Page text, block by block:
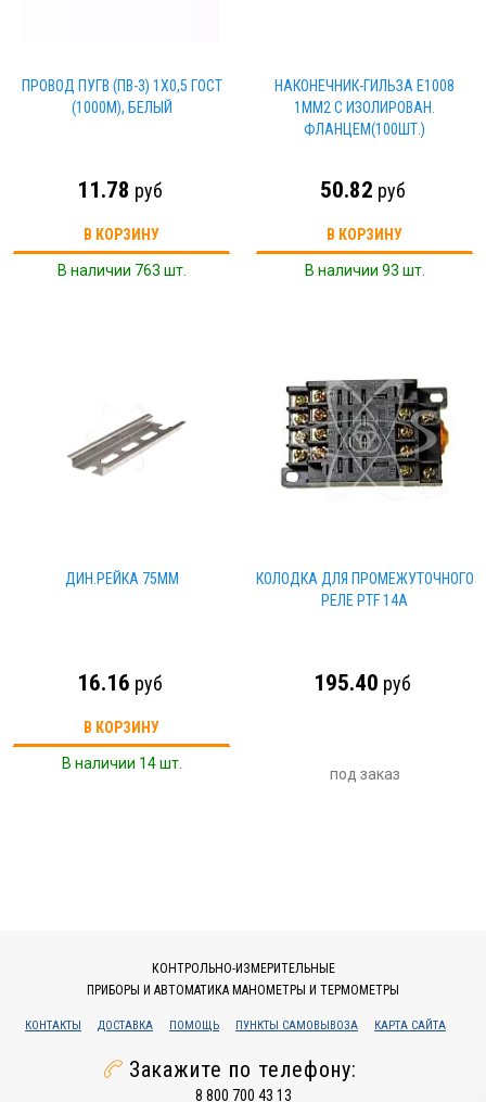
ПРОВОД ПУГВ (ПВ-3) 1Х0,5 ГОСТ
(1000М), БЕЛЫЙ
11.78 руб
В КОРЗИНУ
В наличии 763 шт.
НАКОНЕЧНИК-ГИЛЬЗА Е1008
1ММ2 С ИЗОЛИРОВАН.
ФЛАНЦЕМ(100ШТ.)
50.82 руб
В КОРЗИНУ
В наличии 93 шт.
ДИН.РЕЙКА 75ММ
16.16 руб
В КОРЗИНУ
В наличии 14 шт.
КОЛОДКА ДЛЯ ПРОМЕЖУТОЧНОГО
РЕЛЕ РТF 14A
195.40 руб
под заказ
КОНТРОЛЬНО-ИЗМЕРИТЕЛЬНЫЕ
ПРИБОРЫ И АВТОМАТИКА МАНОМЕТРЫ И ТЕРМОМЕТРЫ
КОНТАКТЫ ДОСТАВКА ПОМОЩЬ ПУНКТЫ САМОВЫВОЗА КАРТА САЙТА
Закажите по телефону:
8 800 700 43 13